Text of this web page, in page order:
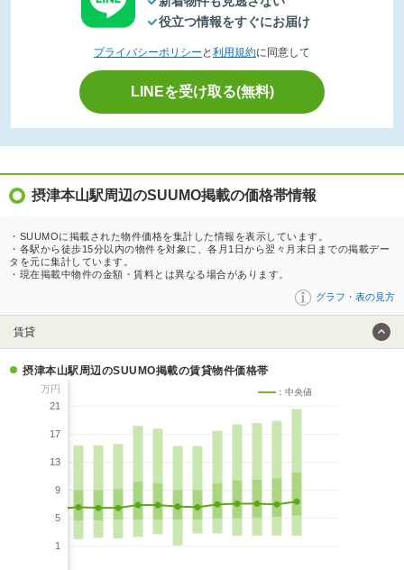
役立つ情報をすぐにお届け
プライバシーポリシー と 利用規約に同意して
LINEを受け取る(無料)
摂津本山駅周辺のSUUMO掲載の価格帯情報
・SUUMOに掲載された物件価格を集計した情報を表示しています。
・各駅から徒歩15分以内の物件を対象に、各月1日から翌々月末日までの掲載デー
タを元に集計しています。
・現在掲載中物件の金額・賃料とは異なる場合があります。
グラフ・表の見方
賃貸
摂津本山駅周辺のSUUMO掲載の賃貸物件価格帯
万円
21
17
13
9
5
1
：中央値